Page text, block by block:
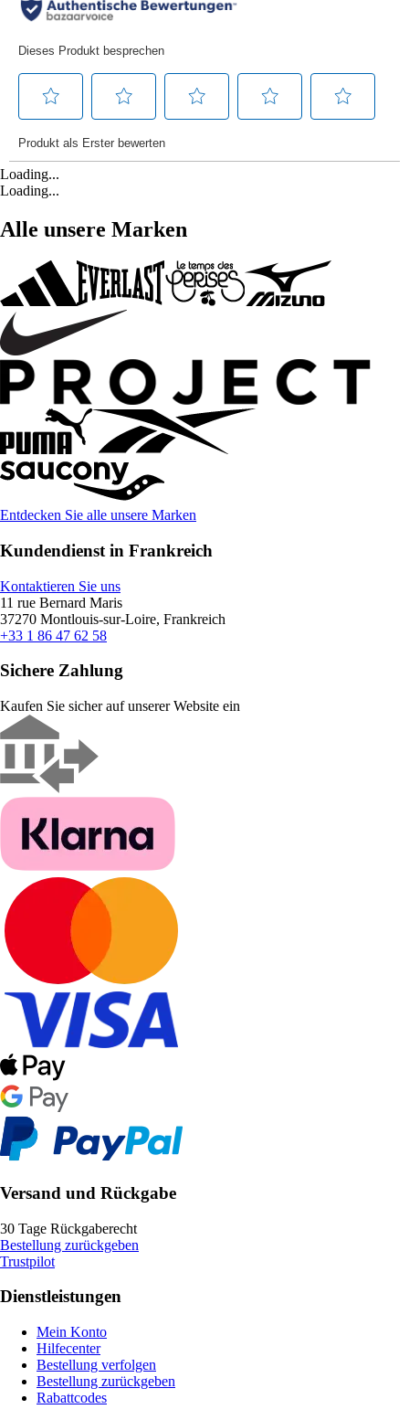
Loading...
Loading...
Alle unsere Marken
Entdecken Sie alle unsere Marken
Kundendienst in Frankreich
Kontaktieren Sie uns
11 rue Bernard Maris
37270 Montlouis-sur-Loire, Frankreich
+33 1 86 47 62 58
Sichere Zahlung
Kaufen Sie sicher auf unserer Website ein
Versand und Rückgabe
30 Tage Rückgaberecht
Bestellung zurückgeben
Trustpilot
Dienstleistungen
Mein Konto
Hilfecenter
Bestellung verfolgen
Bestellung zurückgeben
Rabattcodes